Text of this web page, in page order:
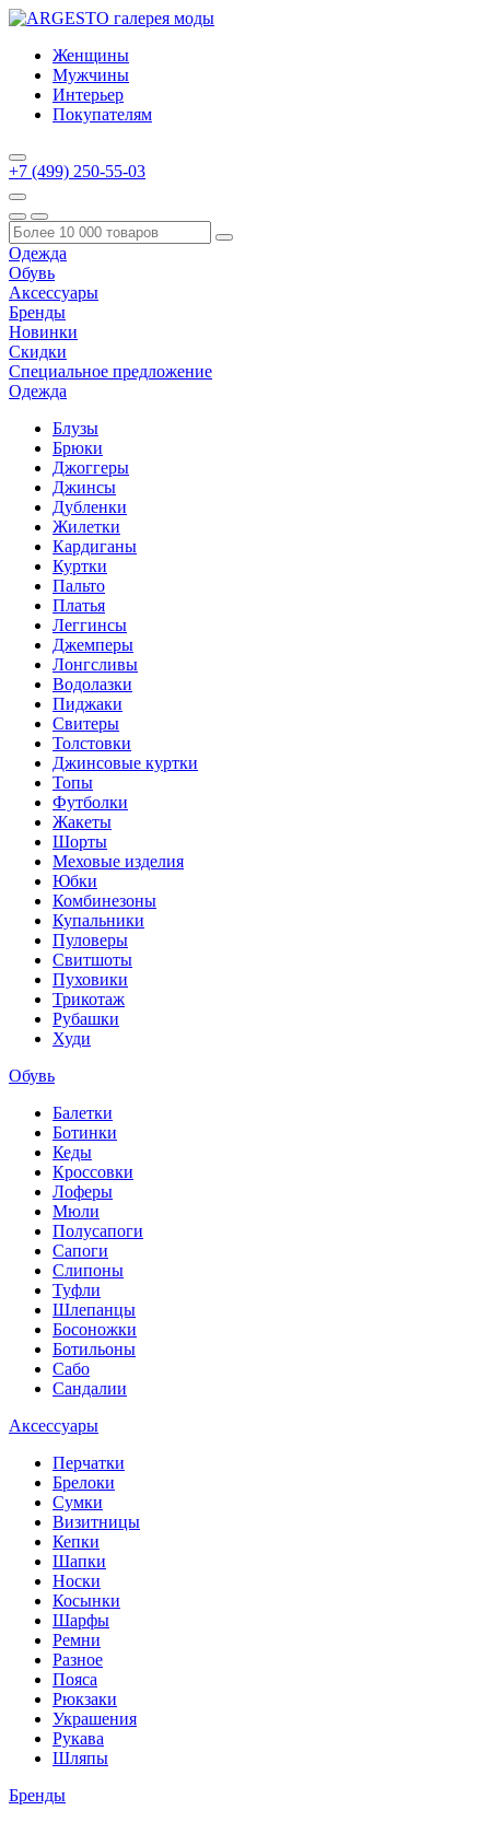
Женщины
Мужчины
Интерьер
Покупателям
+7 (499) 250-55-03
Одежда
Обувь
Аксессуары
Бренды
Новинки
Скидки
Специальное предложение
Одежда
Блузы
Брюки
Джоггеры
Джинсы
Дубленки
Жилетки
Кардиганы
Куртки
Пальто
Платья
Леггинсы
Джемперы
Лонгсливы
Водолазки
Пиджаки
Свитеры
Толстовки
Джинсовые куртки
Топы
Футболки
Жакеты
Шорты
Меховые изделия
Юбки
Комбинезоны
Купальники
Пуловеры
Свитшоты
Пуховики
Трикотаж
Рубашки
Худи
Обувь
Балетки
Ботинки
Кеды
Кроссовки
Лоферы
Мюли
Полусапоги
Сапоги
Слипоны
Туфли
Шлепанцы
Босоножки
Ботильоны
Сабо
Сандалии
Аксессуары
Перчатки
Брелоки
Сумки
Визитницы
Кепки
Шапки
Носки
Косынки
Шарфы
Ремни
Разное
Пояса
Рюкзаки
Украшения
Рукава
Шляпы
Бренды